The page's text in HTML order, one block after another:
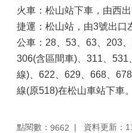
火車：松山站下車，由西
捷運：松山站，由3號出口
公車：28、53、63、203
306(含區間車)、311、
線)、622、629、668、
線(原518)在松山車站下車。
點閱數： 9662
資料更新：